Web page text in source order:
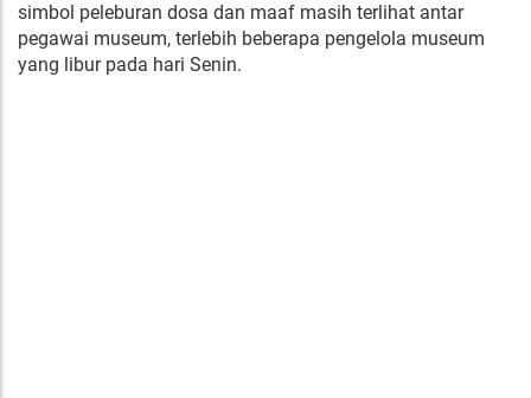
simbol peleburan dosa dan maaf masih terlihat antar
pegawai museum, terlebih beberapa pengelola museum
yang libur pada hari Senin.